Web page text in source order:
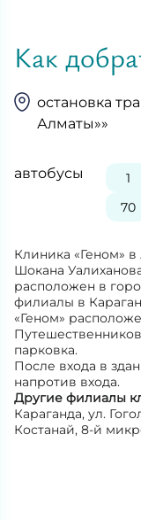
Как
остановка
Алматы»»
автобусы 1
70
Клиника «Геном» в
Шокана
расположен в
филиалы в
«Геном»
парковка.
После входа в
напротив входа.
Другие филиалы
Караганда, ул.
Костанай, 8-й